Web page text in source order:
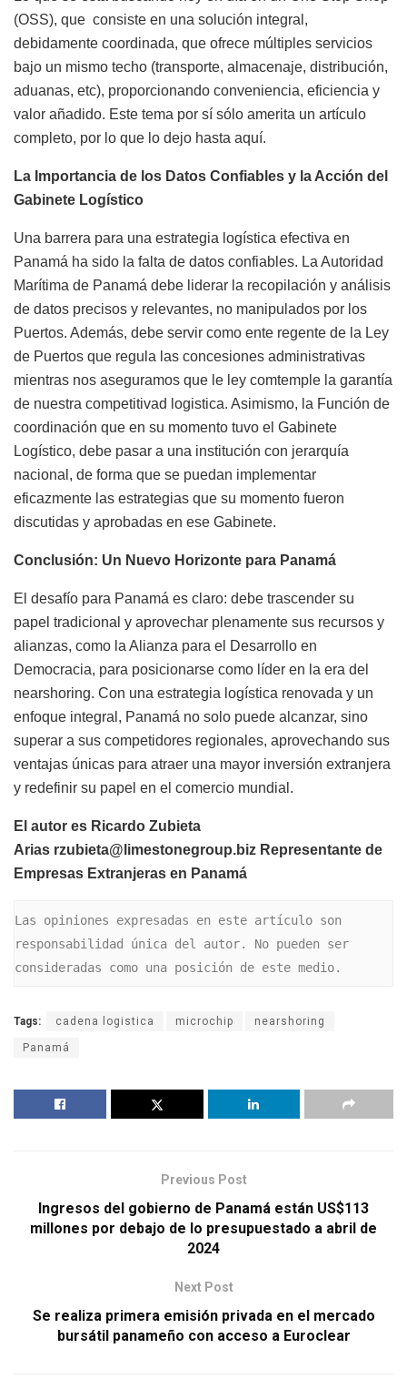
(OSS), que consiste en una solución integral,
debidamente coordinada, que ofrece múltiples servicios
bajo un mismo techo (transporte, almacenaje, distribución,
aduanas, etc), proporcionando conveniencia, eficiencia y
valor añadido. Este tema por sí sólo amerita un artículo
completo, por lo que lo dejo hasta aquí.
La Importancia de los Datos Confiables y la Acción del
Gabinete Logístico
Una barrera para una estrategia logística efectiva en
Panamá ha sido la falta de datos confiables. La Autoridad
Marítima de Panamá debe liderar la recopilación y análisis
de datos precisos y relevantes, no manipulados por los
Puertos. Además, debe servir como ente regente de la Ley
de Puertos que regula las concesiones administrativas
mientras nos aseguramos que le ley comtemple la garantía
de nuestra competitivad logistica. Asimismo, la Función de
coordinación que en su momento tuvo el Gabinete
Logístico, debe pasar a una institución con jerarquía
nacional, de forma que se puedan implementar
eficazmente las estrategias que su momento fueron
discutidas y aprobadas en ese Gabinete.
Conclusión: Un Nuevo Horizonte para Panamá
El desafío para Panamá es claro: debe trascender su
papel tradicional y aprovechar plenamente sus recursos y
alianzas, como la Alianza para el Desarrollo en
Democracia, para posicionarse como líder en la era del
nearshoring. Con una estrategia logística renovada y un
enfoque integral, Panamá no solo puede alcanzar, sino
superar a sus competidores regionales, aprovechando sus
ventajas únicas para atraer una mayor inversión extranjera
y redefinir su papel en el comercio mundial.
El autor es Ricardo Zubieta
Arias rzubieta@limestonegroup.biz Representante de
Empresas Extranjeras en Panamá
Las opiniones expresadas en este artículo son
responsabilidad única del autor. No pueden ser
consideradas como una posición de este medio.
Tags: cadena logistica microchip nearshoring
Panamá
Previous Post
Ingresos del gobierno de Panamá están US$113
millones por debajo de lo presupuestado a abril de
2024
Next Post
Se realiza primera emisión privada en el mercado
bursátil panameño con acceso a Euroclear